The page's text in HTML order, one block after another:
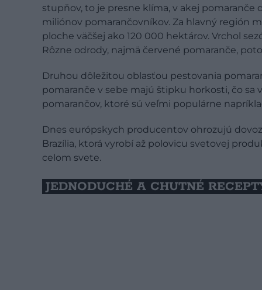
stupňov, to je presne klíma, v akej pomaranče
miliónov pomarančovníkov. Za hlavný región
ploche väčšej ako 120 000 hektárov. Vrchol
Rôzne odrody, najmä červené pomaranče,
Druhou dôležitou oblasťou pestovania
pomaranče v sebe majú štipku horkosti, čo sa
pomarančov, ktoré sú veľmi populárne
Dnes európskych producentov ohrozujú
Brazília, ktorá vyrobí až polovicu svetovej
celom svete.
JEDNODUCHÉ A CHUTNÉ